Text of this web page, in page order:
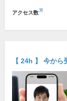
アクセス数※
【 24h 】 今から